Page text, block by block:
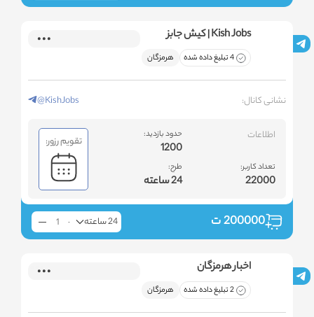
Kish Jobs | کیش جابز
4 تبلیغ داده شده هرمزگان
نشانی کانال: @KishJobs
اطلاعات
تعداد کاربر:
22000
حدود بازدید:
1200
طرح:
24 ساعته
تقویم رزور:
200000ت 24 ساعته
اخبار هرمزگان
2 تبلیغ داده شده هرمزگان